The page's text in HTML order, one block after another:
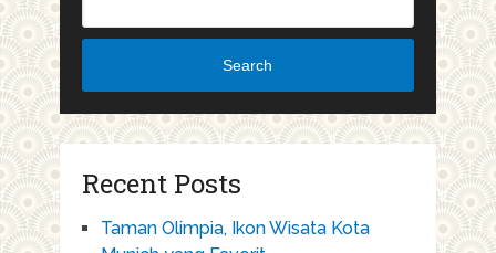
Search
Recent Posts
Taman Olimpia, Ikon Wisata Kota